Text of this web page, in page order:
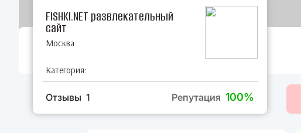
FISHKI.NET развлекательный
сайт
Москва
Категория:
Репутация 100%
Отзывы 1